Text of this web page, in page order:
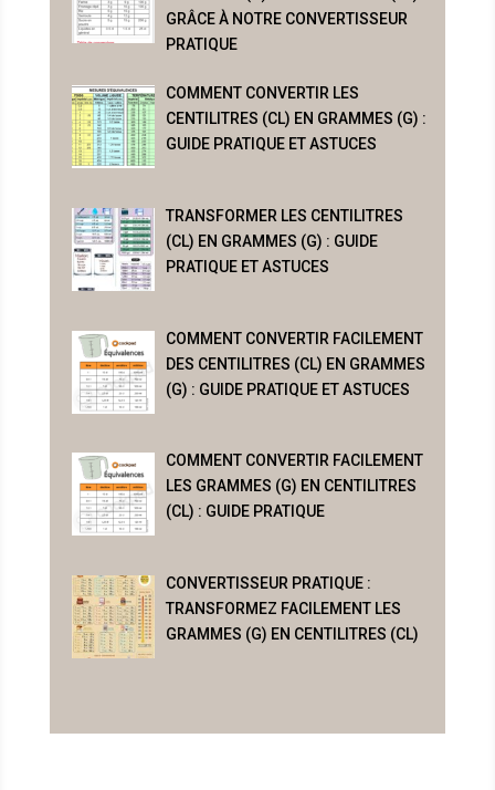
GRÂCE À NOTRE CONVERTISSEUR
PRATIQUE
COMMENT CONVERTIR LES
CENTILITRES (CL) EN GRAMMES (G) :
GUIDE PRATIQUE ET ASTUCES
TRANSFORMER LES CENTILITRES
(CL) EN GRAMMES (G) : GUIDE
PRATIQUE ET ASTUCES
COMMENT CONVERTIR FACILEMENT
DES CENTILITRES (CL) EN GRAMMES
(G) : GUIDE PRATIQUE ET ASTUCES
COMMENT CONVERTIR FACILEMENT
LES GRAMMES (G) EN CENTILITRES
(CL) : GUIDE PRATIQUE
CONVERTISSEUR PRATIQUE :
TRANSFORMEZ FACILEMENT LES
GRAMMES (G) EN CENTILITRES (CL)